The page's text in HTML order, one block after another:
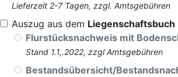
Lieferzeit 2-7 Tagen, zzgl. Amtsgebühren
Auszug aus dem Liegenschaftsbuch
Flurstücksnachweis mit
Stand 1.1,.2022, zzgl Amtsgebühren
Bestandsübersicht/